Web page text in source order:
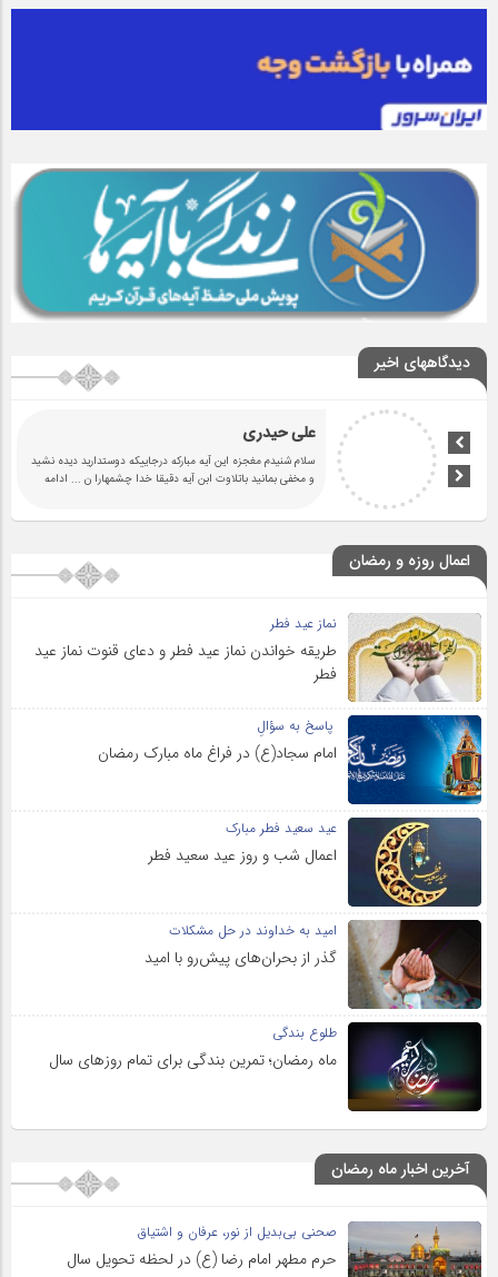
دیدگاههای اخیر
علی حیدری
سلام شنیدم مغجزه این آیه مبارکه درجاییکه دوستدارید دیده نشید
و مخفی بمانید باتلاوت ابن آیه دقیقا خدا چشمهارا ن ... ادامه
اعمال روزه و رمضان
نماز عید فطر
طریقه خواندن نماز عید فطر و دعای قنوت نماز عید
فطر
پاسخ به سؤالِ
امام سجاد(ع) در فراغ ماه مبارک رمضان
عید سعید فطر مبارک
اعمال شب و روز عید سعید فطر
امید به خداوند در حل مشکلات
گذر از بحران‌های پیش‌رو با امید
طلوع بندگی
ماه رمضان؛ تمرین بندگی برای تمام روزهای سال
آخرین اخبار ماه رمضان
صحنی بی‌بدیل از نور، عرفان و اشتیاق
حرم مطهر امام رضا (ع) در لحظه تحویل سال